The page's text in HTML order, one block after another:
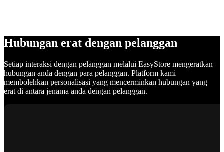
Hubungan erat dengan pelanggan
Setiap interaksi dengan pelanggan melalui EasyStore mengeratkan
hubungan anda dengan para pelanggan. Platform kami
membolehkan personalisasi yang mencerminkan hubungan yang
erat di antara jenama anda dengan pelanggan.